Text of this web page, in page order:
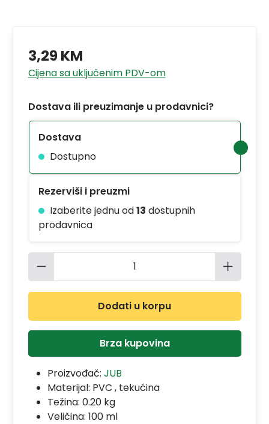
3,29 KM
Cijena sa uključenim PDV-om
Dostava ili preuzimanje u prodavnici?
Dostava
Dostupno
Rezerviši i preuzmi
Izaberite jednu od13 dostupnih
prodavnica
Količina proizvoda: Unesite
Dodati u korpu
Brza kupovina
Proizvođač: JUB
Materijal: PVC , tekućina
Težina: 0.20 kg
Veličina: 100 ml